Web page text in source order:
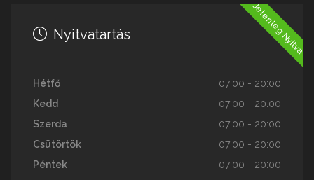
Jelenleg Nyitva
Nyitvatartás
Hétfő
07:00 - 20:00
Kedd
07:00 - 20:00
Szerda
07:00 - 20:00
Csütörtök
07:00 - 20:00
Péntek
07:00 - 20:00